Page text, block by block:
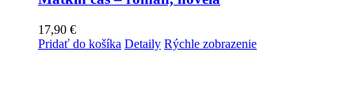
17,90 €
Pridať do košíka Detaily Rýchle zobrazenie